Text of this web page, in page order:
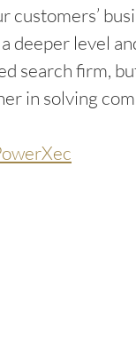
customers’
deeper level
search firm,
in solving